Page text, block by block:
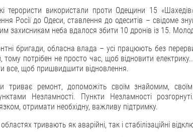
терористи використали проти Одещини 15
Росії до Одеси, ставлення до одеситів – свідоме
захисникам неба вдалося збити 10 дронів із 15.
бригади, обласна влада – усі працюють без
потрібен не просто час, щоб відновити
все, щоб пришвидшити відновлення.
триває ремонт, допоможіть своїм знайомим,
Незламності. Пункти Незламності
отримати необхідну, важливу підтримку.
тривають як аварійні, так і стабілізаційні